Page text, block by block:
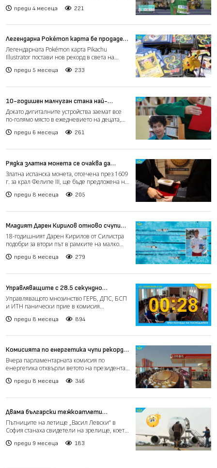
преди 4 месеца 221
Легендарна Pokémon карта бе продадена
за рекордните 16,5 млн. долара
Легендарната Pokémon карта Pikachu
Illustrator постави нов рекорд в света на
преди 5 месеца 233
10-годишен малчуган стана най-
четящото дете в Русе (видео)
Докато дигиталните устройства заемат все
по-голямо място в ежедневието на децата,
преди 6 месеца 261
Рядка златна монета се очаква да
достигне рекордна цена в Женева
(видео)
Златна испанска монета, отсечена през 1609
г. за крал Фелипе III, ще бъде предложена на
преди 8 месеца 205
Младият Дарен Кирилов отново счупи
националния рекорд в плуването на 200
м гръб
18-годишният Дарен Кирилов от Силистра
подобри за втори път в рамките на малко
преди 8 месеца 279
Управляващите с 28.5 секундно
заседание, опозицията даже не разбра
(видео)
Управляващото мнозинство ГЕРБ, ДПС, БСП
и ИТН панически прие в комисия
преди 8 месеца 894
Комисията по енергетика чупи рекорди
за „бързи“ заседания (видео)
Вчера парламентарната комисия по
енергетика отхвърли ветото на президента
преди 8 месеца 346
Двама български тежкоатлети
издърпаха 40-тонен самолет (видео)
Пътниците на летище „Васил Левски“ в
София станаха свидетели на зрелище, което
преди 9 месеца 183